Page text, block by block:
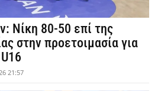
Νίκη 80-50 επί της
στην προετοιμασία για
21:57